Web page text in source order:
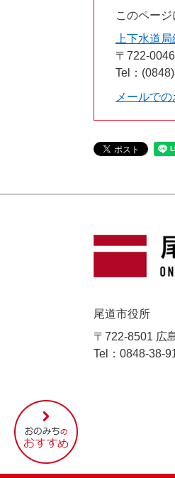
このペー
上下水道
〒722-0046
Tel：
メールで
尾
道
市
の
尾道市役所
〒722-8501 広
Tel：0848-38-